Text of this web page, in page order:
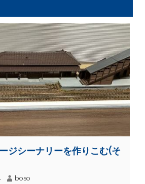
ジシーナリーを作りこむ(そ
boso